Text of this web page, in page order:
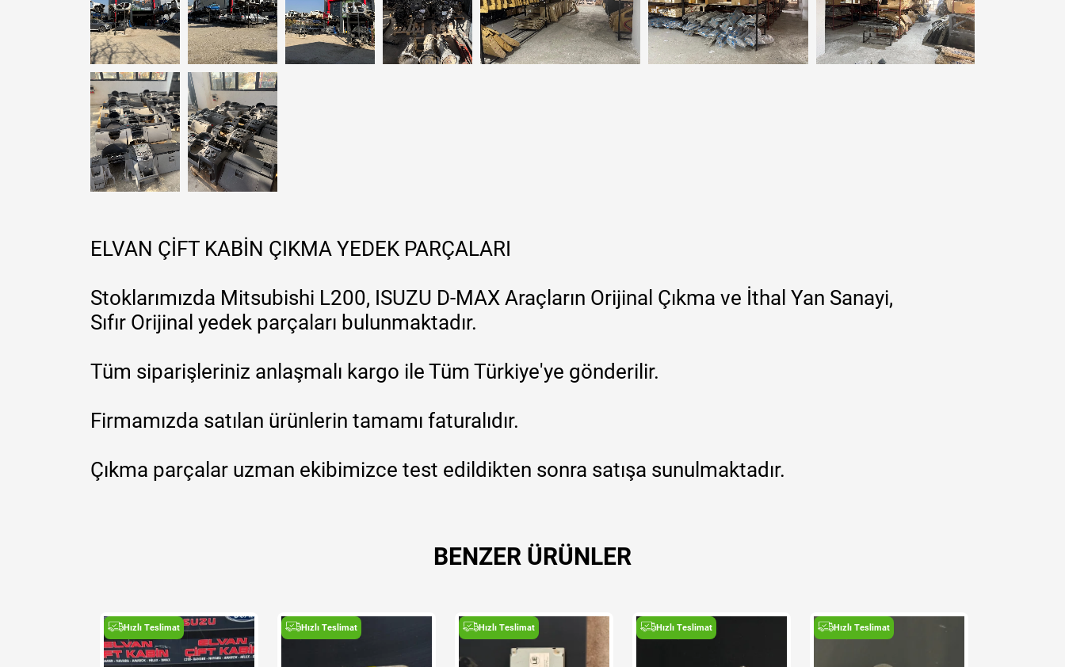
ELVAN ÇİFT KABİN ÇIKMA YEDEK PARÇALARI
Stoklarımızda Mitsubishi L200, ISUZU D-MAX Araçların Orijinal Çıkma ve İthal Yan Sanayi,
Sıfır Orijinal yedek parçaları bulunmaktadır.
Tüm siparişleriniz anlaşmalı kargo ile Tüm Türkiye'ye gönderilir.
Firmamızda satılan ürünlerin tamamı faturalıdır.
Çıkma parçalar uzman ekibimizce test edildikten sonra satışa sunulmaktadır.
BENZER ÜRÜNLER
Hızlı Teslimat Hızlı Teslimat Hızlı Teslimat Hızlı Teslimat Hızlı Teslimat